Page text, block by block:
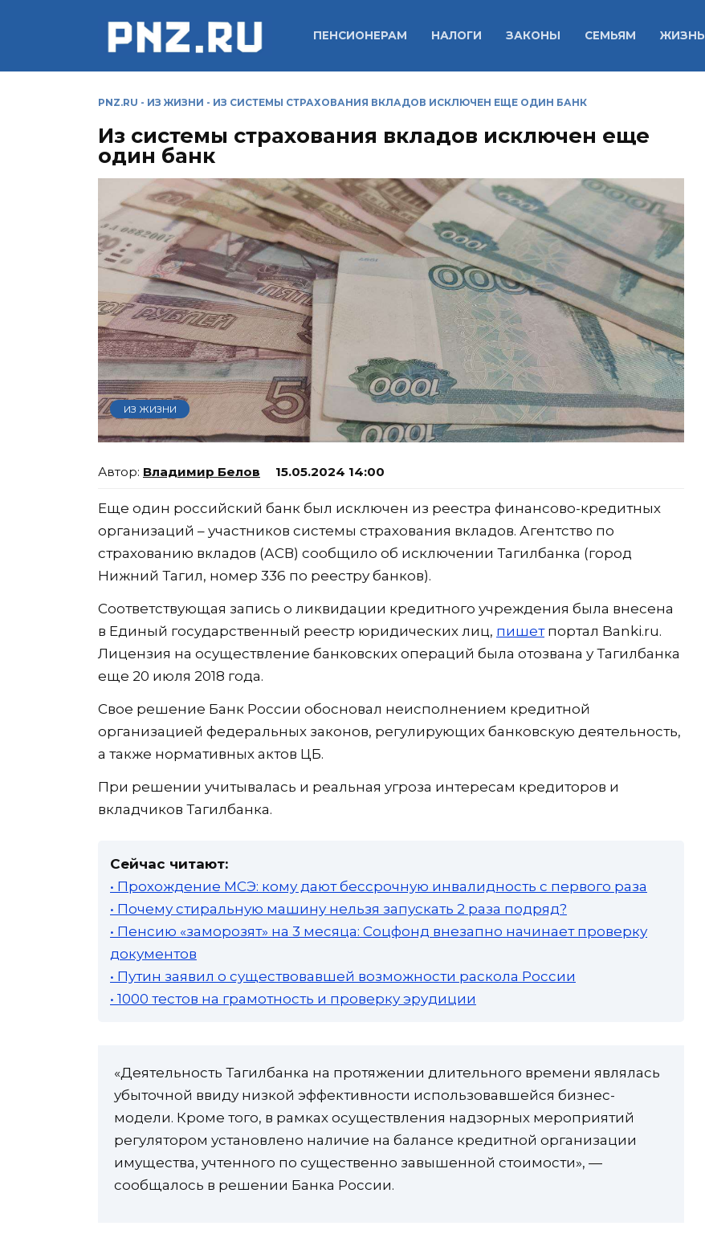
ПЕНСИОНЕРАМ НАЛОГИ ЗАКОНЫ СЕМЬЯМ ЖИЗНЬ
PNZ.RU - ИЗ ЖИЗНИ - ИЗ СИСТЕМЫ СТРАХОВАНИЯ ВКЛАДОВ ИСКЛЮЧЕН ЕЩЕ ОДИН БАНК
Из системы страхования вкладов исключен еще
один банк
ИЗ ЖИЗНИ
Владимир Белов 15.05.2024 14:00
Еще один российский банк был исключен из реестра финансово-кредитных
организаций – участников системы страхования вкладов. Агентство по
страхованию вкладов (АСВ) сообщило об исключении Тагилбанка (город
Нижний Тагил, номер 336 по реестру банков).
Соответствующая запись о ликвидации кредитного учреждения была внесена
в Единый государственный реестр юридических лиц, пишетпортал Banki.ru.
Лицензия на осуществление банковских операций была отозвана у Тагилбанка
еще 20 июля 2018 года.
Свое решение Банк России обосновал неисполнением кредитной
организацией федеральных законов, регулирующих банковскую деятельность,
а также нормативных актов ЦБ.
При решении учитывалась и реальная угроза интересам кредиторов и
вкладчиков Тагилбанка.
Сейчас читают:
• Прохождение МСЭ: кому дают бессрочную инвалидность с первого раза
• Почему стиральную машину нельзя запускать 2 раза подряд?
• Пенсию «заморозят» на 3 месяца: Соцфонд внезапно начинает проверку
документов
• Путин заявил о существовавшей возможности раскола России
• 1000 тестов на грамотность и проверку эрудиции
«Деятельность Тагилбанка на протяжении длительного времени являлась
убыточной ввиду низкой эффективности использовавшейся бизнес-
модели. Кроме того, в рамках осуществления надзорных мероприятий
регулятором установлено наличие на балансе кредитной организации
имущества, учтенного по существенно завышенной стоимости», —
сообщалось в решении Банка России.